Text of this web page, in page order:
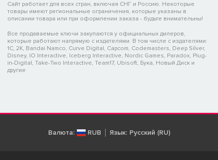
Сайт работает для всех стран, включая СНГ и Россию. Некоторые
товары имеют региональные ограничения, которые указаны в
описании товара или при оформлении заказа - будьте внимательны!
Все продаваемые ключи закупаются у официальных дилеров,
которые работают напрямую с издателями. В том числе с издателями:
1C, 2K, Bandai Namco, Curve Digital, Capcom, Codemasters, Deep Silver,
Disney, IO Interactive, Iceberg Interactive, Nordic Games, Paradox, Plug-
in-Digital, Take-Two Interactive, Team17, Ubisoft, Бука, Новый Диск и
другие
Валюта: RUB Язык: Русский (RU)